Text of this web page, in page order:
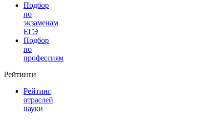
Подбор
по
экзаменам
ЕГЭ
Подбор
по
профессиям
Рейтинги
Рейтинг
отраслей
науки